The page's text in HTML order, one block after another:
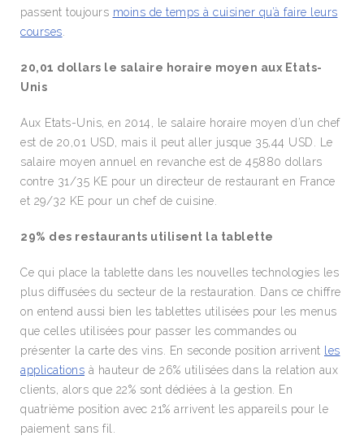
passent toujours moins de temps à cuisiner qu’à faire leurs
courses
20,01 dollars le salaire horaire moyen aux Etats-
Unis
Aux Etats-Unis, en 2014, le salaire horaire moyen d’un chef
est de 20,01 USD, mais il peut aller jusque 35,44 USD. Le
salaire moyen annuel en revanche est de 45880 dollars
contre 31/35 KE pour un directeur de restaurant en France
et 29/32 KE pour un chef de cuisine.
29% des restaurants utilisent la tablette
Ce qui place la tablette dans les nouvelles technologies les
plus diffusées du secteur de la restauration. Dans ce chiffre
on entend aussi bien les tablettes utilisées pour les menus
que celles utilisées pour passer les commandes ou
présenter la carte des vins. En seconde position arrivent
les
applications à hauteur de 26% utilisées dans la relation aux
clients, alors que 22% sont dédiées à la gestion. En
quatrième position avec 21% arrivent les appareils pour le
paiement sans fil.